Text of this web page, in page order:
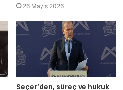
26 Mayıs 2026
Seçer’den, süreç ve hukuk